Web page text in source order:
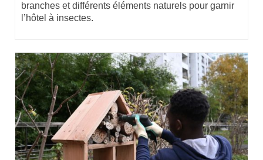
branches et différents éléments naturels pour garnir
l’hôtel à insectes.